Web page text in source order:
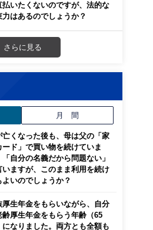
払いたくないのですが、法的な
力はあるのでしょうか？
さらに見る
月 間
亡くなった後も、母は父の「家
ード」で買い物を続けていま
「自分の名義だから問題ない」
いますが、このまま利用を続け
よいのでしょうか？
厚生年金をもらいながら、自分
齢厚生年金をもらう年齢（65
になりました。両方とも全額も